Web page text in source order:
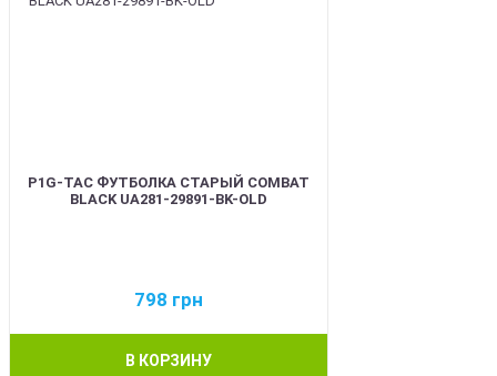
P1G-TAC ФУТБОЛКА СТАРЫЙ COMBAT
BLACK UA281-29891-BK-OLD
798 грн
В КОРЗИНУ